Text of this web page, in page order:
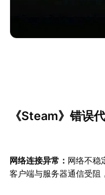
《Steam》错误
网络连接异常： 网络不稳
客户端与服务器通信受阻